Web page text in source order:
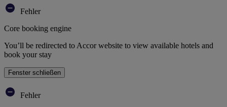
Fehler
Core booking engine
You’ll be redirected to Accor website to view available hotels and
book your stay
Fenster schließen
Fehler